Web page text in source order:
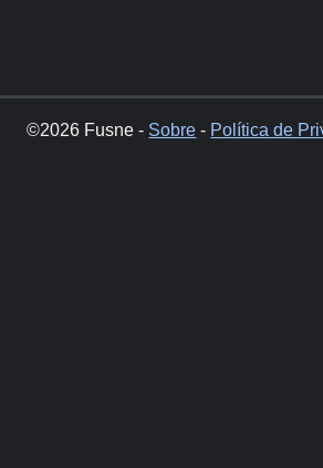
©2026 Fusne - Sobre - Política de